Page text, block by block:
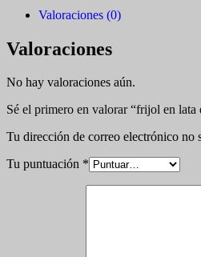
Valoraciones (0)
Valoraciones
No hay valoraciones aún.
Sé el primero en valorar “frijol en
Tu dirección de correo electrónico no
Tu puntuación *